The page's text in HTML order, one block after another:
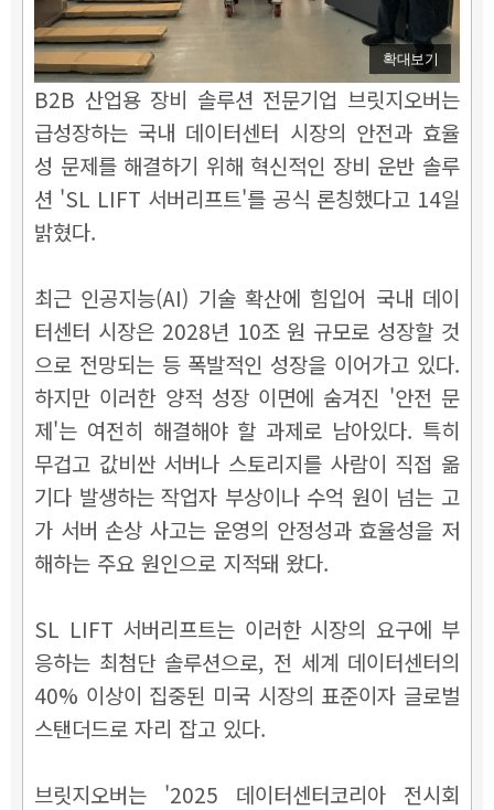
확대보기
B2B 산업용 장비 솔루션 전문기업 브릿지오버는
급성장하는 국내 데이터센터 시장의 안전과 효율
성 문제를 해결하기 위해 혁신적인 장비 운반 솔루
션 'SL LIFT 서버리프트'를 공식 론칭했다고 14일
밝혔다.
최근 인공지능(AI) 기술 확산에 힘입어 국내 데이
터센터 시장은 2028년 10조 원 규모로 성장할 것
으로 전망되는 등 폭발적인 성장을 이어가고 있다.
하지만 이러한 양적 성장 이면에 숨겨진 '안전 문
제'는 여전히 해결해야 할 과제로 남아있다. 특히
무겁고 값비싼 서버나 스토리지를 사람이 직접 옮
기다 발생하는 작업자 부상이나 수억 원이 넘는 고
가 서버 손상 사고는 운영의 안정성과 효율성을 저
해하는 주요 원인으로 지적돼 왔다.
SL LIFT 서버리프트는 이러한 시장의 요구에 부
응하는 최첨단 솔루션으로, 전 세계 데이터센터의
40% 이상이 집중된 미국 시장의 표준이자 글로벌
스탠더드로 자리 잡고 있다.
브릿지오버는 '2025 데이터센터코리아 전시회